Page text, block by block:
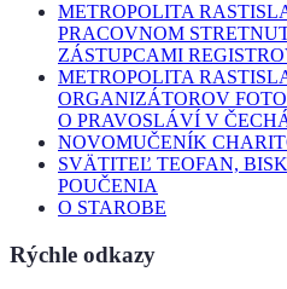
METROPOLITA
PRACOVNOM
ZÁSTUPCAMI
METROPOLITA
ORGANIZÁTOROV
O PRAVOSLÁVÍ V
NOVOMUČENÍK
SVÄTITEĽ TEOFAN,
POUČENIA
O STAROBE
Rýchle odkazy